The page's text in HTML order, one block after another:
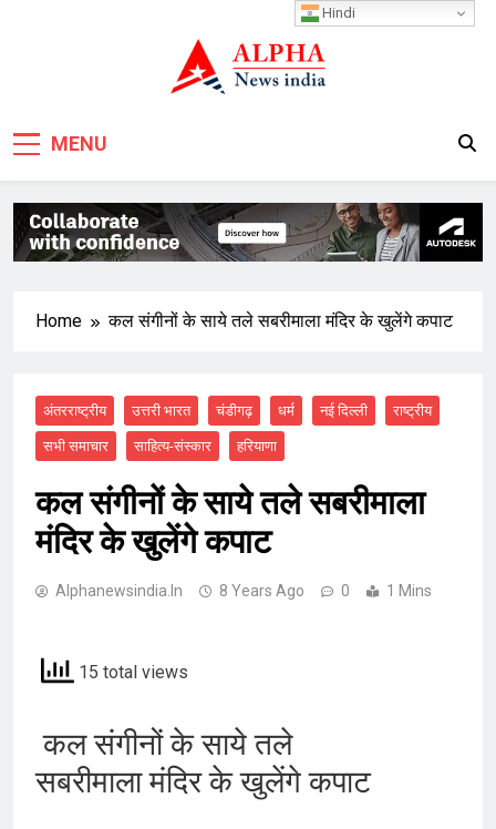
MENU
Home कल संगीनों के साये तले सबरीमाला मंदिर के खुलेंगे कपाट
अंतरराष्ट्रीय उत्तरी भारत चंडीगढ़ धर्म नई दिल्ली राष्ट्रीय
सभी समाचार साहित्य-संस्कार हरियाणा
कल संगीनों के साये तले सबरीमाला
मंदिर के खुलेंगे कपाट
Alphanewsindia.in 8 Years Ago 0 1 Mins
15 total views
कल संगीनों के साये तले
सबरीमाला मंदिर के खुलेंगे कपाट
Hindi